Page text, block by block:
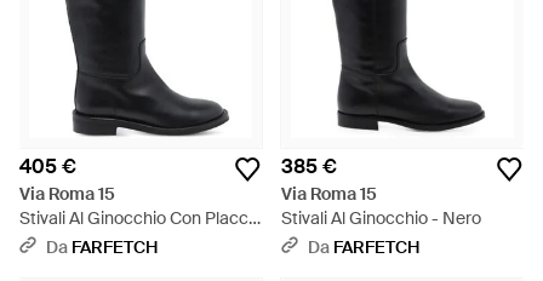
405 €
Via Roma 15
Stivali Al Ginocchio Con Placca
Logo - Nero
Da FARFETCH
385 €
Via Roma 15
Stivali Al Ginocchio - Nero
Da FARFETCH